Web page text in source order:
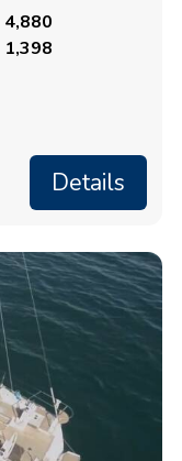
4,880
1,398
Details